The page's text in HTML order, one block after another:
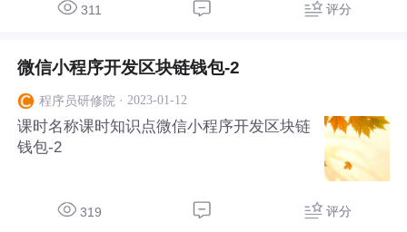
311 评分
微信小程序开发区块链钱包-2
程序员研修院 · 2023-01-12
课时名称课时知识点微信小程序开发区块链
钱包-2
319 评分